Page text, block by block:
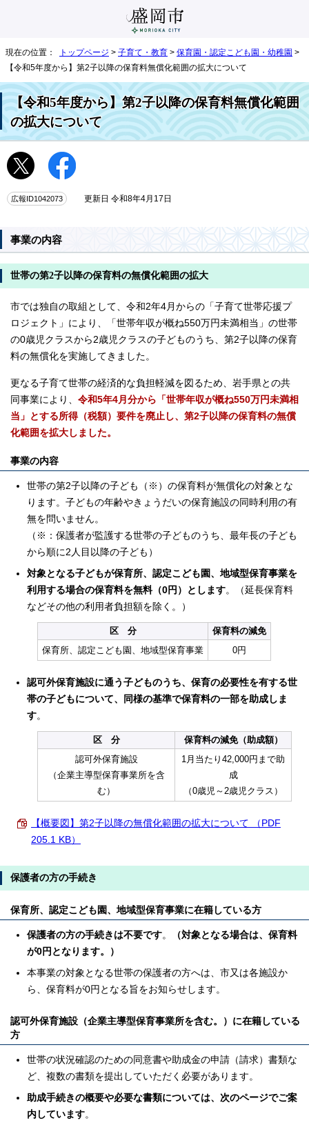
現在の位置： トップページ > 子育て・教育 > 保育園・認定こども園・幼稚園 >
【令和5年度から】第2子以降の保育料無償化範囲の拡大について
【令和5年度から】第2子以降の保育料無償化範囲
の拡大について
広報ID1042073 更新日 令和8年4月17日
事業の内容
世帯の第2子以降の保育料の無償化範囲の拡大
市では独自の取組として、令和2年4月からの「子育て世帯応援プ
ロジェクト」により、「世帯年収が概ね550万円未満相当」の世帯
の0歳児クラスから2歳児クラスの子どものうち、第2子以降の保育
料の無償化を実施してきました。
更なる子育て世帯の経済的な負担軽減を図るため、岩手県との共
同事業により、 令和5年4月分から「世帯年収が概ね550万円未満相
当」とする所得（税額）要件を廃止し、第2子以降の保育料の無償
化範囲を拡大しました。
事業の内容
世帯の第2子以降の子ども（※）の保育料が無償化の対象とな
ります。子どもの年齢やきょうだいの保育施設の同時利用の有
無を問いません。
（※：保護者が監護する世帯の子どものうち、最年長の子ども
から順に2人目以降の子ども）
対象となる子どもが保育所、認定こども園、地域型保育事業を
利用する場合の保育料を無料（0円）とします。（延長保育料
などその他の利用者負担額を除く。）
区 分
保育料の減免
保育所、認定こども園、地域型保育事業
0円
認可外保育施設に通う子どものうち、保育の必要性を有する世
帯の子どもについて、同様の基準で保育料の一部を助成しま
す。
区 分
保育料の減免（助成額）
認可外保育施設
（企業主導型保育事業所を含
む）
1月当たり42,000円まで助
成
（0歳児～2歳児クラス）
【概要図】第2子以降の無償化範囲の拡大について （PDF
205.1 KB）
保護者の方の手続き
保育所、認定こども園、地域型保育事業に在籍している方
保護者の方の手続きは不要です。
（対象となる場合は、保育料
が0円となります。）
本事業の対象となる世帯の保護者の方へは、市又は各施設か
ら、保育料が0円となる旨をお知らせします。
認可外保育施設（企業主導型保育事業所を含む。）に在籍している
方
世帯の状況確認のための同意書や助成金の申請（請求）書類な
ど、複数の書類を提出していただく必要があります。
助成手続きの概要や必要な書類については、次のページでご案
内しています。